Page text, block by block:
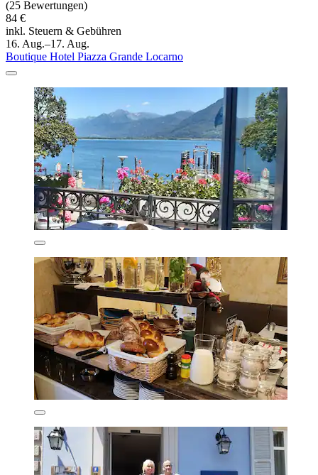
(25 Bewertungen)
84 €
inkl. Steuern & Gebühren
16. Aug.–17. Aug.
Boutique Hotel Piazza Grande Locarno